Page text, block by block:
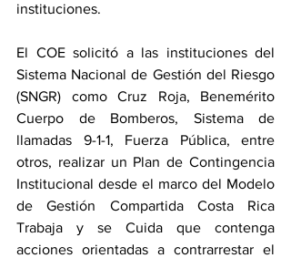
instituciones.
El COE solicitó a las instituciones del
Sistema Nacional de Gestión del Riesgo
(SNGR) como Cruz Roja, Benemérito
Cuerpo de Bomberos, Sistema de
llamadas 9-1-1, Fuerza Pública, entre
otros, realizar un Plan de Contingencia
Institucional desde el marco del Modelo
de Gestión Compartida Costa Rica
Trabaja y se Cuida que contenga
acciones orientadas a contrarrestar el